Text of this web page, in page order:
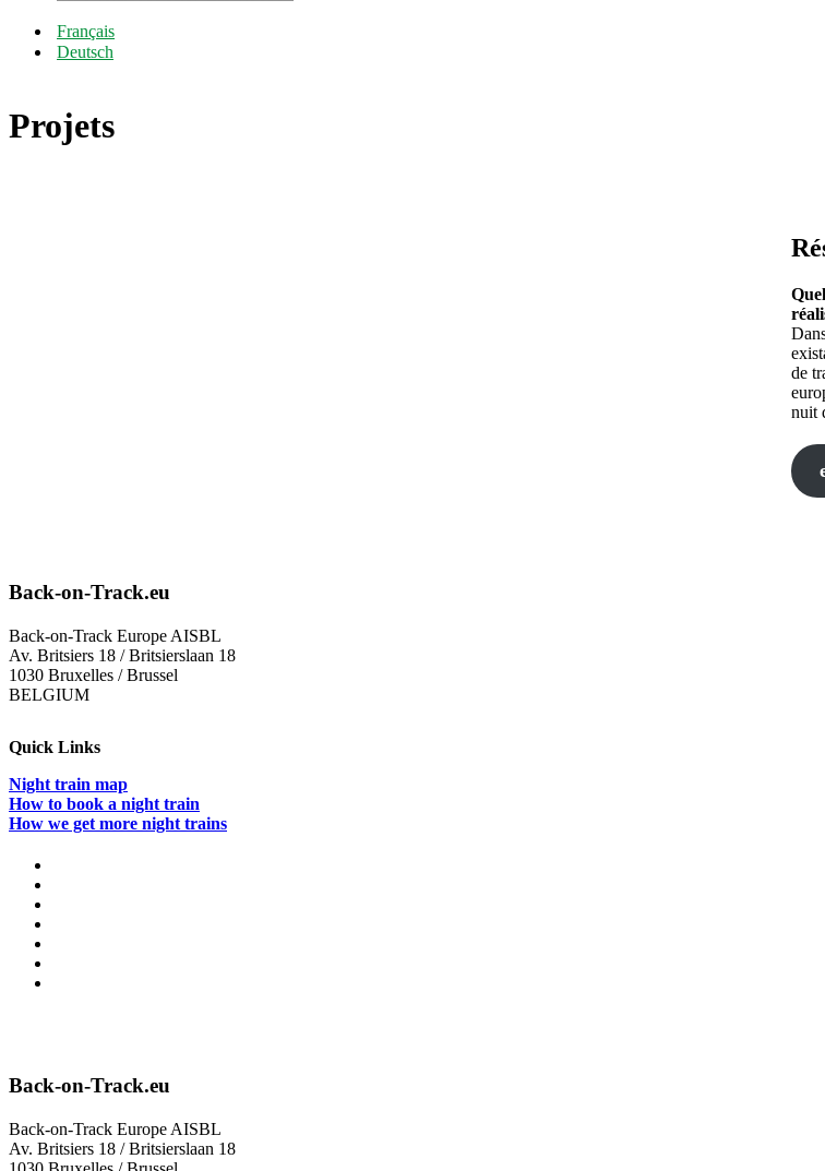
Français
Deutsch
Projets
de
nuit
Back-on-Track.eu
Back-on-Track Europe AISBL
Av. Britsiers 18 / Britsierslaan 18
1030 Bruxelles / Brussel
BELGIUM
Quick Links
Night train map
How to book a night train
How we get more night trains
Back-on-Track.eu
Back-on-Track Europe AISBL
Av. Britsiers 18 / Britsierslaan 18